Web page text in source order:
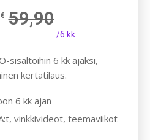
€ 59,90
/6 kk
sisältöihin 6 kk ajaksi,
kertatilaus.
6 kk ajan
vinkkivideot, teemaviikot